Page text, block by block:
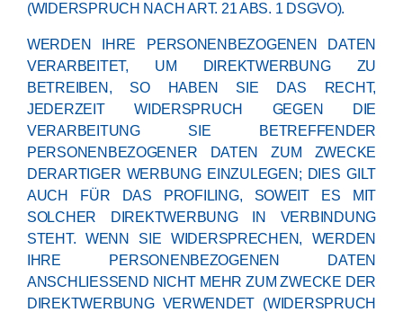
(WIDERSPRUCH NACH ART. 21 ABS. 1 DSGVO).
WERDEN IHRE PERSONENBEZOGENEN DATEN
VERARBEITET, UM DIREKTWERBUNG ZU
BETREIBEN, SO HABEN SIE DAS RECHT,
JEDERZEIT WIDERSPRUCH GEGEN DIE
VERARBEITUNG SIE BETREFFENDER
PERSONENBEZOGENER DATEN ZUM ZWECKE
DERARTIGER WERBUNG EINZULEGEN; DIES GILT
AUCH FÜR DAS PROFILING, SOWEIT ES MIT
SOLCHER DIREKTWERBUNG IN VERBINDUNG
STEHT. WENN SIE WIDERSPRECHEN, WERDEN
IHRE PERSONENBEZOGENEN DATEN
ANSCHLIESSEND NICHT MEHR ZUM ZWECKE DER
DIREKTWERBUNG VERWENDET (WIDERSPRUCH